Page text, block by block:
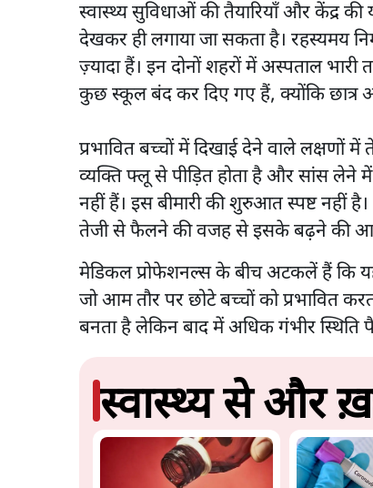
स्वास्थ्य सुविधाओं की तैयारियाँ और केंद्र
देखकर ही लगाया जा सकता है। रहस्यमय
ज़्यादा हैं। इन दोनों शहरों में अस्पताल
कुछ स्कूल बंद कर दिए गए हैं, क्योंकि छात्र
प्रभावित बच्चों में दिखाई देने वाले
व्यक्ति फ्लू से पीड़ित होता है और सांस लेने
नहीं हैं। इस बीमारी की शुरुआत स्पष्ट
तेजी से फैलने की वजह से इसके बढ़ने की
मेडिकल प्रोफेशनल्स के बीच अटकलें हैं कि यह
जो आम तौर पर छोटे बच्चों को प्रभावित
बनता है लेकिन बाद में अधिक गंभीर स्थिति
स्वास्थ्य से और